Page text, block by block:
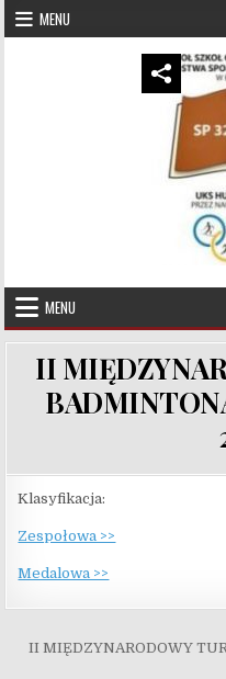
Skip to content
MENU
UKS Hubal
MENU
II
Klasyfikacja:
Zespołowa >>
Medalowa >>
Nawigacja
II MIĘDZYNARODOWY